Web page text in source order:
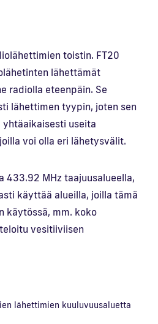
toistin. FT20
lähettämät
radiolla eteenpäin. Se
lähettimen tyypin, joten sen
useita
voi olla eri lähetysvälit.
433.92 MHz taajuusalueella,
käyttää alueilla, joilla tämä
käytössä, mm. koko
vesitiiviisen
lähettimien kuuluvuusaluetta